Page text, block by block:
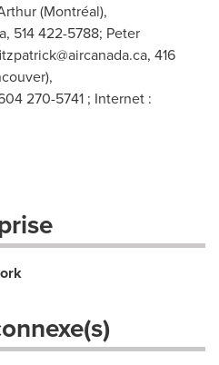
(Montréal),
, 514 422-5788; Peter
, 416
270-5741 ; Internet :